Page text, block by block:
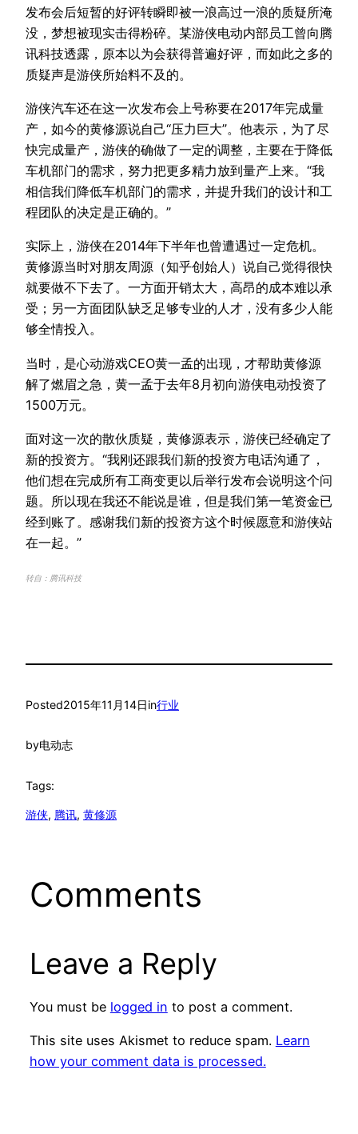
发布会后短暂的好评转瞬即被一浪高过一浪的质疑所淹
没，梦想被现实击得粉碎。某游侠电动内部员工曾向腾
讯科技透露，原本以为会获得普遍好评，而如此之多的
质疑声是游侠所始料不及的。
游侠汽车还在这一次发布会上号称要在2017年完成量
产，如今的黄修源说自己“压力巨大”。他表示，为了尽
快完成量产，游侠的确做了一定的调整，主要在于降低
车机部门的需求，努力把更多精力放到量产上来。“我
相信我们降低车机部门的需求，并提升我们的设计和工
程团队的决定是正确的。”
实际上，游侠在2014年下半年也曾遭遇过一定危机。
黄修源当时对朋友周源（知乎创始人）说自己觉得很快
就要做不下去了。一方面开销太大，高昂的成本难以承
受；另一方面团队缺乏足够专业的人才，没有多少人能
够全情投入。
当时，是心动游戏CEO黄一孟的出现，才帮助黄修源
解了燃眉之急，黄一孟于去年8月初向游侠电动投资了
1500万元。
面对这一次的散伙质疑，黄修源表示，游侠已经确定了
新的投资方。“我刚还跟我们新的投资方电话沟通了，
他们想在完成所有工商变更以后举行发布会说明这个问
题。所以现在我还不能说是谁，但是我们第一笔资金已
经到账了。感谢我们新的投资方这个时候愿意和游侠站
在一起。”
转自：腾讯科技
Posted2015年11月14日in行业
by电动志
Tags:
游侠, 腾讯, 黄修源
Comments
Leave a Reply
You must be logged in to post a comment.
This site uses Akismet to reduce spam. Learn
how your comment data is processed.